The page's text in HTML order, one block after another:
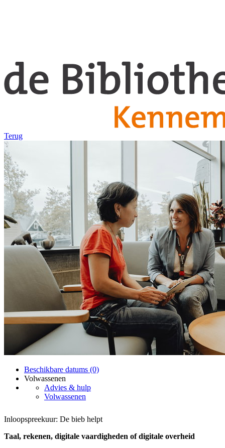
Terug
Beschikbare datums (0)
Volwassenen
Advies & hulp
Volwassenen
Inloopspreekuur: De bieb helpt
Taal, rekenen, digitale vaardigheden of digitale overheid